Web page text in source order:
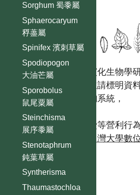
Sorghum 蜀黍屬
Sphaerocaryum
稃藎屬
Spinifex 濱刺草屬
Spodiopogon
大油芒屬
Sporobolus
鼠尾粟屬
Steinchisma
展序黍屬
Stenotaphrum
鈍葉草屬
Syntherisma
Thaumastochloa
國立台灣大學生態學與演化生物學
歡迎引用本網站資料，並請標明資
【台灣植物資訊整合查詢系統，
https://tai2.ntu.edu.tw。】
且不得有收取資料查詢費等營利行為
台灣大學數